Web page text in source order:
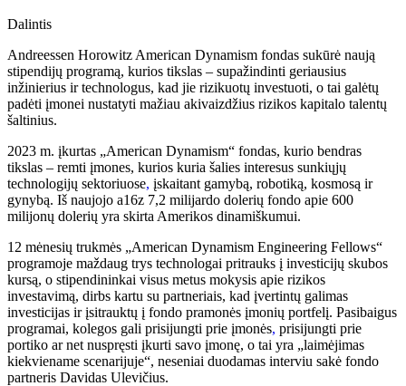
Dalintis
Andreessen Horowitz American Dynamism fondas sukūrė naują
stipendijų programą, kurios tikslas – supažindinti geriausius
inžinierius ir technologus, kad jie rizikuotų investuoti, o tai galėtų
padėti įmonei nustatyti mažiau akivaizdžius rizikos kapitalo talentų
šaltinius.
2023 m. įkurtas „American Dynamism“ fondas, kurio bendras
tikslas – remti įmones, kurios kuria šalies interesus sunkiųjų
technologijų sektoriuose, įskaitant gamybą, robotiką, kosmosą ir
gynybą. Iš naujojo a16z 7,2 milijardo dolerių fondo apie 600
milijonų dolerių yra skirta Amerikos dinamiškumui.
12 mėnesių trukmės „American Dynamism Engineering Fellows“
programoje maždaug trys technologai pritrauks į investicijų skubos
kursą, o stipendininkai visus metus mokysis apie rizikos
investavimą, dirbs kartu su partneriais, kad įvertintų galimas
investicijas ir įsitrauktų į fondo pramonės įmonių portfelį. Pasibaigus
programai, kolegos gali prisijungti prie įmonės, prisijungti prie
portiko ar net nuspręsti įkurti savo įmonę, o tai yra „laimėjimas
kiekviename scenarijuje“, neseniai duodamas interviu sakė fondo
partneris Davidas Ulevičius.